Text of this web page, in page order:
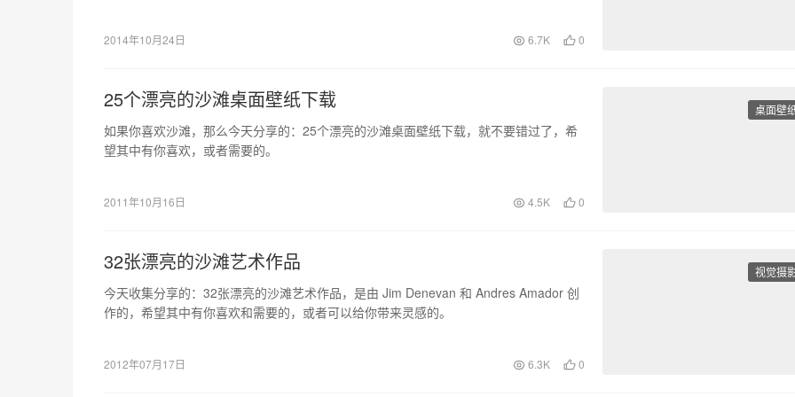
2014年10月24日 6.7K 0
桌面壁
25个漂亮的沙滩桌面壁纸下载
如果你喜欢沙滩，那么今天分享的：25个漂亮的沙滩桌面壁纸下载，就不要错过了，希
望其中有你喜欢，或者需要的。
2011年10月16日 4.5K 0
视觉摄
32张漂亮的沙滩艺术作品
今天收集分享的：32张漂亮的沙滩艺术作品，是由 Jim Denevan 和 Andres Amador 创
作的，希望其中有你喜欢和需要的，或者可以给你带来灵感的。
2012年07月17日 6.3K 0